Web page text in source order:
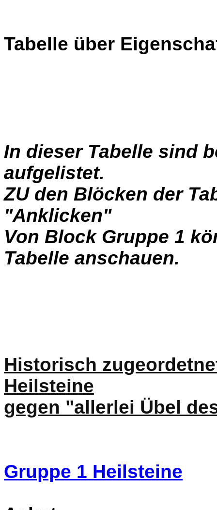
Tabelle über
In dieser Tabelle sind
aufgelistet.
ZU den Blöcken der
"Anklicken"
Von Block Gruppe 1
Tabelle anschauen.
Historisch
Heilsteine
gegen "allerlei Übel
Gruppe 1 Heilsteine